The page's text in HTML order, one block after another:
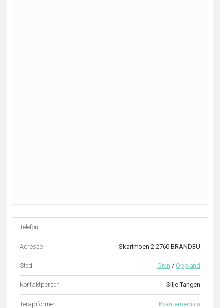
Telefon –
Adresse Skarimoen 2 2760 BRANDBU
Sted Gran / Oppland
Kontaktperson Silje Tangen
Terapiformer Kvantemedisin